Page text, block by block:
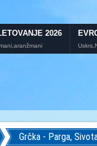
2026
Grčka - Parga,